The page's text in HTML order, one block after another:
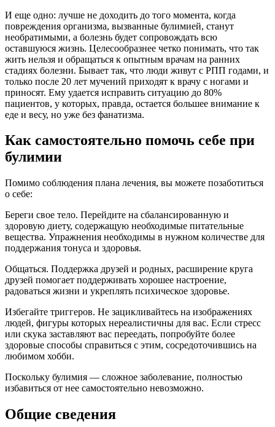
И еще одно: лучше не доходить до того момента, когда
повреждения организма, вызванные булимией, станут
необратимыми, а болезнь будет сопровождать всю
оставшуюся жизнь. Целесообразнее четко понимать, что так
жить нельзя и обращаться к опытным врачам на ранних
стадиях болезни. Бывает так, что люди живут с РПП годами, и
только после 20 лет мучений приходят к врачу с ногами и
приносят. Ему удается исправить ситуацию до 80%
пациентов, у которых, правда, остается большее внимание к
еде и весу, но уже без фанатизма.
Как самостоятельно помочь себе при
булимии
Помимо соблюдения плана лечения, вы можете позаботиться
о себе:
Береги свое тело. Перейдите на сбалансированную и
здоровую диету, содержащую необходимые питательные
вещества. Упражнения необходимы в нужном количестве для
поддержания тонуса и здоровья.
Общаться. Поддержка друзей и родных, расширение круга
друзей помогает поддерживать хорошее настроение,
радоваться жизни и укреплять психическое здоровье.
Избегайте триггеров. Не зацикливайтесь на изображениях
людей, фигуры которых нереалистичны для вас. Если стресс
или скука заставляют вас переедать, попробуйте более
здоровые способы справиться с этим, сосредоточившись на
любимом хобби.
Поскольку булимия — сложное заболевание, полностью
избавиться от нее самостоятельно невозможно.
Общие сведения